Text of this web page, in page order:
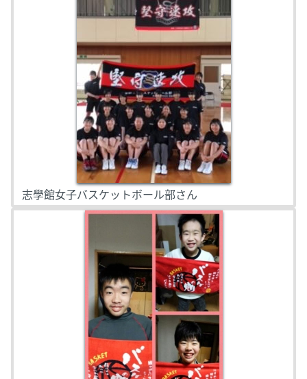
志學館女子バスケットボール部さん